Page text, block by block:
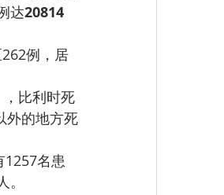
达20814
外的地方死